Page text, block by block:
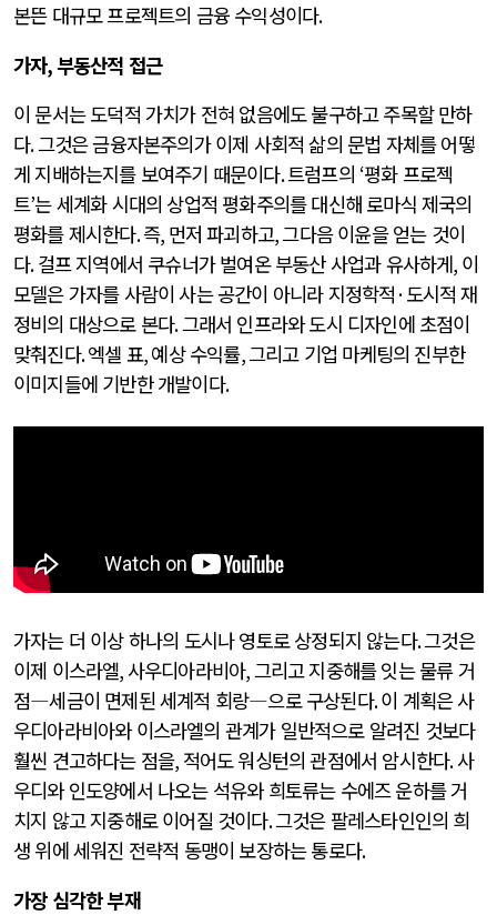
본뜬 대규모 프로젝트의 금융 수익성이다.
가자,부동산적 접근
이 문서는 도덕적 가치가 전혀 없음에도 불구하고 주목할 만하
다.그것은 금융자본주의가 이제 사회적 삶의 문법 자체를 어떻
게 지배하는지를 보여주기 때문이다.트럼프의 ‘평화 프로젝
트’는 세계화 시대의 상업적 평화주의를 대신해 로마식 제국의
평화를 제시한다.즉, 먼저 파괴하고,그다음 이윤을 얻는 것이
다.걸프 지역에서 쿠슈너가 벌여온 부동산 사업과 유사하게, 이
모델은 가자를 사람이 사는 공간이 아니라 지정학적 ·도시적 재
정비의 대상으로 본다.그래서 인프라와 도시 디자인에 초점이
맞춰진다.엑셀 표,예상 수익률,그리고 기업 마케팅의 진부한
이미지들에 기반한 개발이다.
가자는 더 이상 하나의 도시나 영토로 상정되지 않는다.그것은
이제 이스라엘,사우디아라비아,그리고 지중해를 잇는 물류 거
점―세금이 면제된 세계적 회랑―으로 구상된다.이 계획은 사
우디아라비아와 이스라엘의 관계가 일반적으로 알려진 것보다
훨씬 견고하다는 점을, 적어도 워싱턴의 관점에서 암시한다.사
우디와 인도양에서 나오는 석유와 희토류는 수에즈 운하를 거
치지 않고 지중해로 이어질 것이다.그것은 팔레스타인인의 희
생 위에 세워진 전략적 동맹이 보장하는 통로다.
가장 심각한 부재